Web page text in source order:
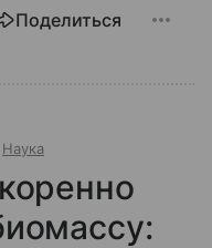
Поделиться
Наука